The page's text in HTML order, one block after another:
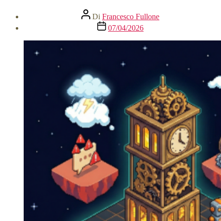
Autore
articolo
Di Francesco Fullone
Data
dell'articolo
07/04/2026